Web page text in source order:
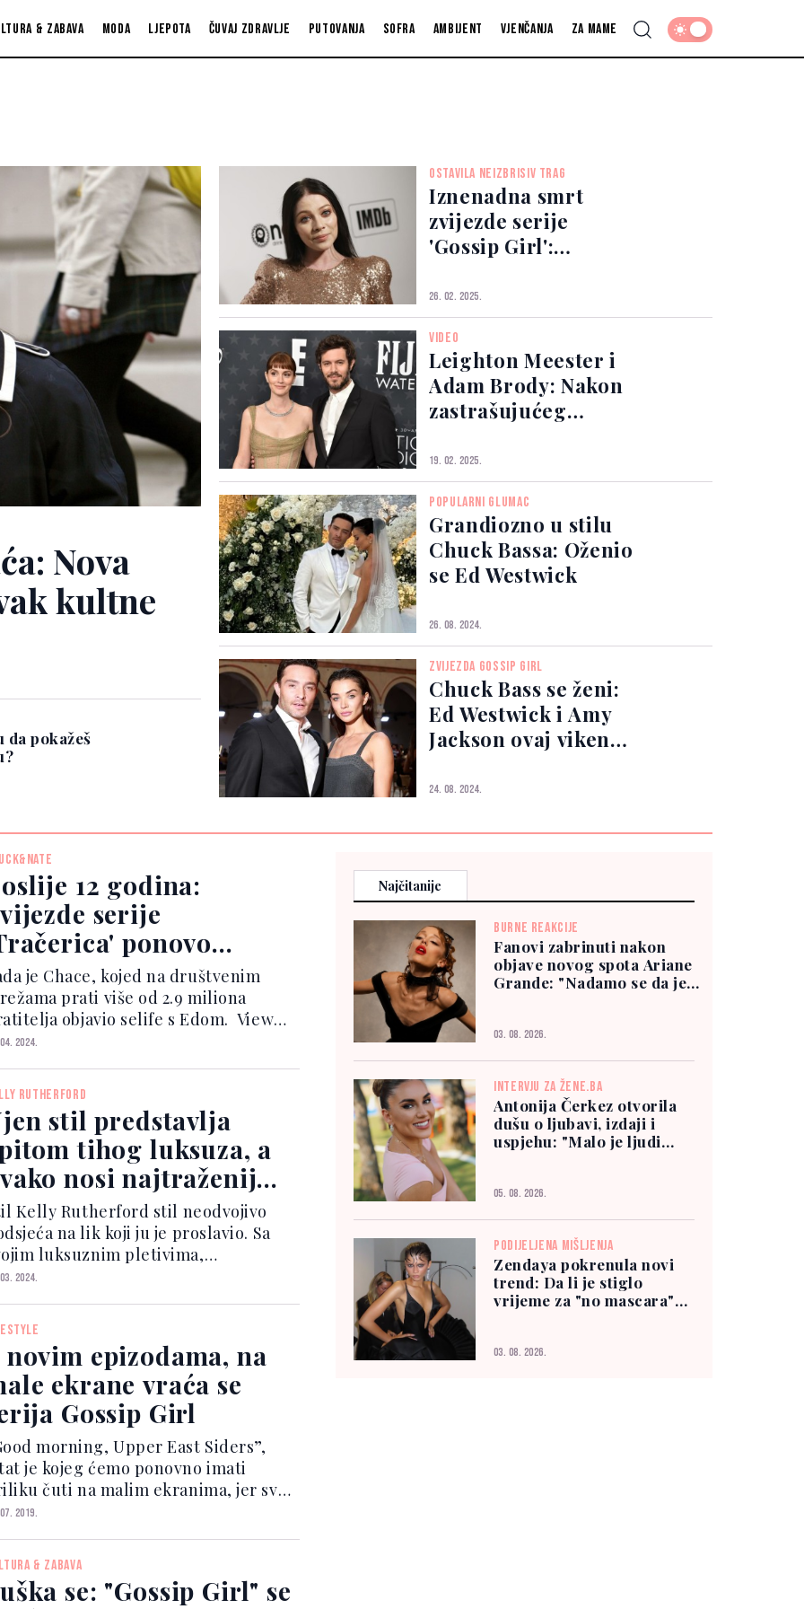
& zabava Moda Ljepota Čuvaj zdravlje Putovanja Sofra Ambijent Vjenčanja Za mame
Nova
kultne
da pokažeš
OSTAVILA NEIZBRISIV TRAG
Iznenadna smrt
zvijezde serije
'Gossip Girl':
u 39. godini
26. 02. 2025.
VIDEO
Leighton Meester i
Adam Brody: Nakon
zastrašujućeg
ljubav jača nego
ikad!
19. 02. 2025.
POPULARNI GLUMAC
Grandiozno u stilu
Chuck Bassa: Oženio
se Ed Westwick
26. 08. 2024.
ZVIJEZDA GOSSIP GIRL
Chuck Bass se ženi:
Ed Westwick i Amy
Jackson ovaj vikend
sudbonosno 'da'
24. 08. 2024.
12 godina:
serije
ponovo
je Chace, kojed na društvenim
prati više od 2.9 miliona
objavio selife s Edom. View
post on Instagram A post shared
ćete intern...
2024.
RUTHERFORD
stil predstavlja
tihog luksuza, a
nosi najtraženiju
ove sezone
Kelly Rutherford stil neodvojivo
na lik koji ju je proslavio. Sa
luksuznim pletivima,
bojama i skupocjenim
koja je postala njen zaštitni
kroz ulogu u serij...
2024.
novim epizodama, na
ekrane vraća se
Gossip Girl
morning, Upper East Siders”,
je kojeg ćemo ponovno imati
čuti na malim ekranima, jer svoj
povratak uskoro će
Girl. Ona je svojevremeno
cijelu jednu e...
2019.
& ZABAVA
se: "Gossip Girl" se
Najčitanije
BURNE REAKCIJE
Fanovi zabrinuti nakon
objave novog spota Ariane
Grande: "Nadamo se da je
03. 08. 2026.
INTERVJU ZA ŽENE.BA
Antonija Čerkez otvorila
dušu o ljubavi, izdaji i
uspjehu: "Malo je ljudi
05. 08. 2026.
PODIJELJENA MIŠLJENJA
Zendaya pokrenula novi
trend: Da li je stiglo
vrijeme za "no mascara"
03. 08. 2026.